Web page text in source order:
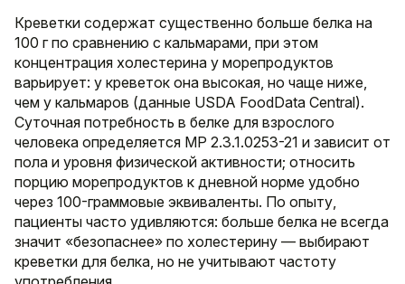
Креветки содержат существенно больше белка на
100 г по сравнению с кальмарами, при этом
концентрация холестерина у морепродуктов
варьирует: у креветок она высокая, но чаще ниже,
чем у кальмаров (данные USDA FoodData Central).
Суточная потребность в белке для взрослого
человека определяется МР 2.3.1.0253-21 и зависит от
пола и уровня физической активности; относить
порцию морепродуктов к дневной норме удобно
через 100-граммовые эквиваленты. По опыту,
пациенты часто удивляются: больше белка не всегда
значит «безопаснее» по холестерину — выбирают
креветки для белка, но не учитывают частоту